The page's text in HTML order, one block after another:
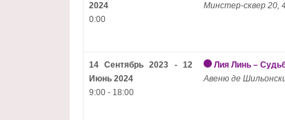
2024
0:00
Минстер-сквер 20,
14 Сентябрь 2023 - 12
Июнь 2024
9:00 - 18:00
Лия Линь –
Авеню де